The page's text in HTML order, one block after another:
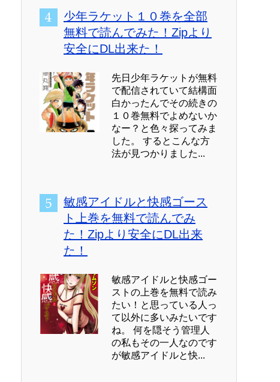
少年ラケット１０巻を全部
無料で読んでみた！Zipより
安全にDL出来た！
先日少年ラケットが無料
で配信されていて結構面
白かったんでその続きの
１０巻無料でよめないか
なー？と色々探ってみま
した。 するとこんな方
法が見つかりました...
敏感アイドルと快感ゴース
ト上巻を無料で読んでみ
た！Zipより安全にDL出来
た！
敏感アイドルと快感ゴー
ストの上巻を無料で読み
たい！と思っている人っ
て以外に多いみたいです
ね。 何を隠そう管理人
の私もその一人なのです
が敏感アイドルと快...